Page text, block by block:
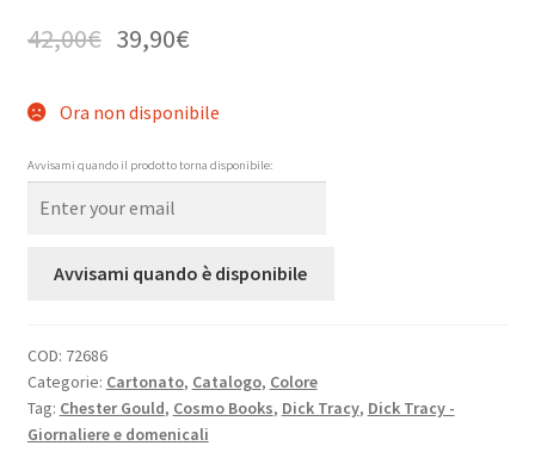
42,00€ 39,90€
Ora non disponibile
Avvisami quando il prodotto torna disponibile:
Avvisami quando è disponibile
COD: 72686
Categorie: Cartonato, Catalogo, Colore
Tag: Chester Gould, Cosmo Books, Dick Tracy, Dick Tracy -
Giornaliere e domenicali